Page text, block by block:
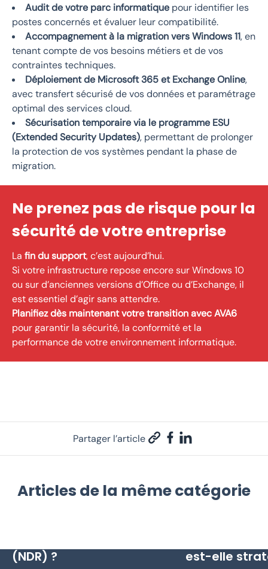
Audit de votre parc informatique pour identifier les
postes concernés et évaluer leur compatibilité.
Accompagnement à la migration vers Windows 11, en
tenant compte de vos besoins métiers et de vos
contraintes techniques.
Déploiement de Microsoft 365 et Exchange Online,
avec transfert sécurisé de vos données et paramétrage
optimal des services cloud.
Sécurisation temporaire via le programme ESU
(Extended Security Updates), permettant de prolonger
la protection de vos systèmes pendant la phase de
migration.
Ne prenez pas de risque pour la
sécurité de votre entreprise
La fin du support, c’est aujourd’hui.
Si votre infrastructure repose encore sur Windows 10
ou sur d’anciennes versions d’Office ou d’Exchange, il
est essentiel d’agir sans attendre.
Planifiez dès maintenant votre transition avec AVA6
pour garantir la sécurité, la conformité et la
performance de votre environnement informatique.
Partager l’article
Articles de la même catégorie
(NDR) ?
est-elle